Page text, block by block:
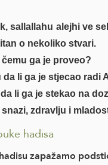
sallallahu alejhi ve
o nekoliko stvari.
ga je proveo?
da li ga je stjecao radi
li ga je stekao na
zdravlju i
hadisa
zapažamo